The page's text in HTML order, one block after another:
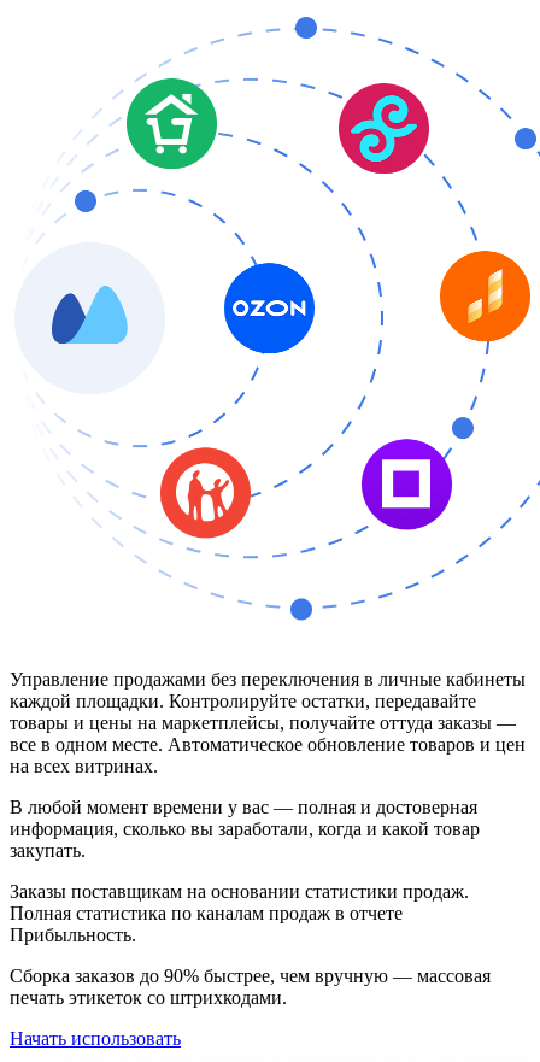
Управление продажами без переключения в личные кабинеты
каждой площадки. Контролируйте остатки, передавайте
товары и цены на маркетплейсы, получайте оттуда заказы —
все в одном месте. Автоматическое обновление товаров и цен
на всех витринах.
В любой момент времени у вас — полная и достоверная
информация, сколько вы заработали, когда и какой товар
закупать.
Заказы поставщикам на основании статистики продаж.
Полная статистика по каналам продаж в отчете
Прибыльность.
Сборка заказов до 90% быстрее, чем вручную — массовая
печать этикеток со штрихкодами.
Начать использовать